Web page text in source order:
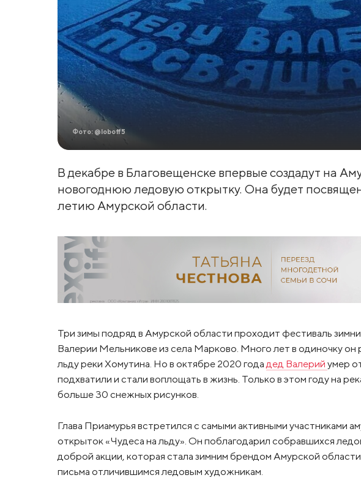
Фото: @loboff5
В декабре в Благовещенске впервые создадут на
новогоднюю ледовую открытку. Она будет
летию Амурской области.
Три зимы подряд в Амурской области проходит фестиваль
Валерии Мельникове из села Марково. Много лет в одиночку он
льду реки Хомутина. Но в октябре 2020 годадед Валерий умер
подхватили и стали воплощать в жизнь. Только в этом году на
больше 30 снежных рисунков.
Глава Приамурья встретился с самыми активными участниками
открыток «Чудеса на льду». Он поблагодарил собравшихся
доброй акции, которая стала зимним брендом Амурской
письма отличившимся ледовым художникам.